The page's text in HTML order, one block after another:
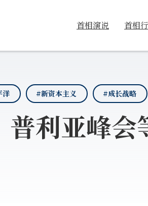
首相演说 首相
洋 #新资本主义 #成长战略
利亚峰会